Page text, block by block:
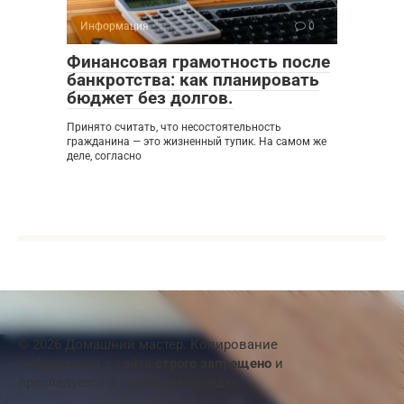
Информация 0
Финансовая грамотность после
банкротства: как планировать
бюджет без долгов.
Принято считать, что несостоятельность
гражданина — это жизненный тупик. На самом же
деле, согласно
© 2026 Домашний мастер. Копирование
строго запрещено и
преследуется в судебном порядке